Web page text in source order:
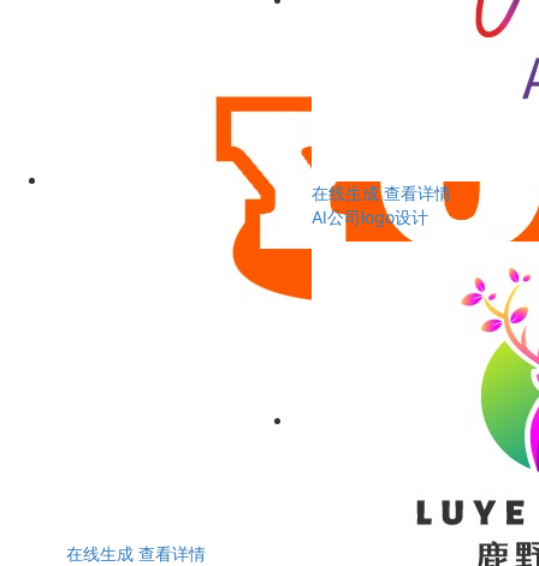
在线生成 查看详情
在线生成 查看详情
AI公司logo设计